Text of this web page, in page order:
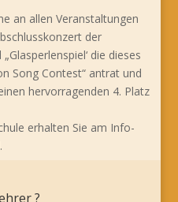
an allen Veranstaltungen
der
die dieses
Song Contest“ antrat und
hervorragenden 4. Platz
erhalten Sie am Info-
?